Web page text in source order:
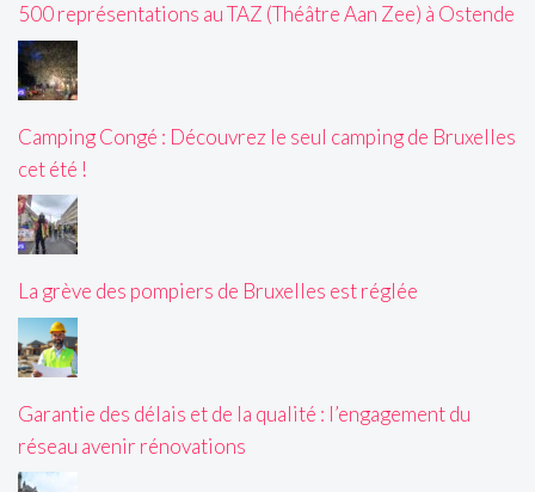
500 représentations au TAZ (Théâtre Aan Zee) à Ostende
Camping Congé : Découvrez le seul camping de Bruxelles
cet été !
La grève des pompiers de Bruxelles est réglée
Garantie des délais et de la qualité : l’engagement du
réseau avenir rénovations